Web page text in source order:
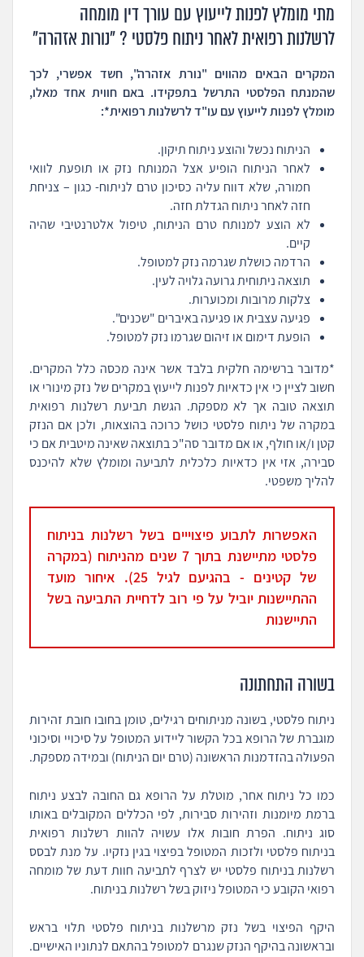
מתי מומלץ לפנות לייעוץ עם עורך דין מומחה
לרשלנות רפואית לאחר ניתוח פלסטי ? "נורות אזהרה"
המקרים הבאים מהווים "נורת אזהרה", חשד אפשרי, לכך
שהמנתח הפלסטי התרשל בתפקידו. באם חווית אחד מאלו,
מומלץ לפנות לייעוץ עם עו"ד לרשלנות רפואית*:
הניתוח נכשל והוצע ניתוח תיקון.
לאחר הניתוח הופיע אצל המנותח נזק או תופעת לוואי
חמורה, שלא דווח עליה כסיכון טרם לניתוח- כגון – צניחת
חזה לאחר ניתוח הגדלת חזה.
לא הוצע למנותח טרם הניתוח, טיפול אלטרנטיבי שהיה
קיים.
הרדמה כושלת שגרמה נזק למטופל.
תוצאה ניתוחית גרועה גלויה לעין.
צלקות מרובות ומכוערות.
פגיעה עצבית או פגיעה באיברים "שכנים".
הופעת דימום או זיהום שגרמו נזק למטופל.
*מדובר ברשימה חלקית בלבד אשר אינה מכסה כלל המקרים.
חשוב לציין כי אין כדאיות לפנות לייעוץ במקרים של נזק מינורי או
תוצאה טובה אך לא מספקת. הגשת תביעת רשלנות רפואית
במקרה של ניתוח פלסטי כושל כרוכה בהוצאות, ולכן אם הנזק
קטן ו/או חולף, או אם מדובר סה"כ בתוצאה שאינה מיטבית אם כי
סבירה, אזי אין כדאיות כלכלית לתביעה ומומלץ שלא להיכנס
להליך משפטי.
האפשרות לתבוע פיצוייים בשל רשלנות בניתוח
פלסטי מתיישנת בתוך 7 שנים מהניתוח (במקרה
של קטינים - בהגיעם לגיל 25). איחור מועד
ההתיישנות יוביל על פי רוב לדחיית התביעה בשל
התיישנות
בשורה התחתונה
ניתוח פלסטי, בשונה מניתוחים רגילים, טומן בחובו חובת זהירות
מוגברת של הרופא בכל הקשור ליידוע המטופל על סיכויי וסיכוני
הפעולה בהזדמנות הראשונה (טרם יום הניתוח) ובמידה מספקת.
כמו כל ניתוח אחר, מוטלת על הרופא גם החובה לבצע ניתוח
ברמת מיומנות וזהירות סבירות, לפי הכללים המקובלים באותו
סוג ניתוח. הפרת חובות אלו עשויה להוות רשלנות רפואית
בניתוח פלסטי ולזכות המטופל בפיצוי בגין נזקיו. על מנת לבסס
רשלנות בניתוח פלסטי יש לצרף לתביעה חוות דעת של מומחה
רפואי הקובע כי המטופל ניזוק בשל רשלנות בניתוח.
היקף הפיצוי בשל נזק מרשלנות בניתוח פלסטי תלוי בראש
ובראשונה בהיקף הנזק שנגרם למטופל בהתאם לנתוניו האישיים.